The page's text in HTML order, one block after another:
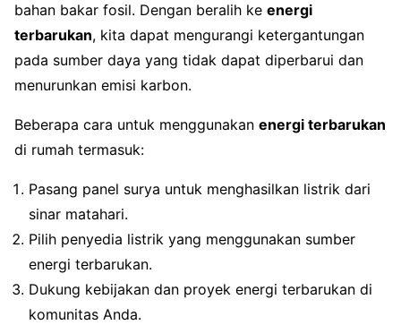
bahan bakar fosil. Dengan beralih ke energi
terbarukan, kita dapat mengurangi ketergantungan
pada sumber daya yang tidak dapat diperbarui dan
menurunkan emisi karbon.
Beberapa cara untuk menggunakan energi terbarukan
di rumah termasuk:
Pasang panel surya untuk menghasilkan listrik dari
sinar matahari.
Pilih penyedia listrik yang menggunakan sumber
energi terbarukan.
Dukung kebijakan dan proyek energi terbarukan di
komunitas Anda.